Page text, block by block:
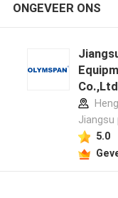
ONGEVEER ONS
Jiangsu
5.0